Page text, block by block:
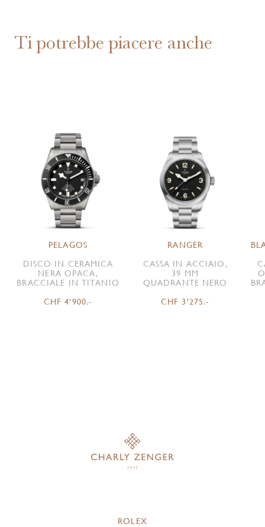
Ti potrebbe piacere anche
PELAGOS
DISCO IN CERAMICA
NERA OPACA,
BRACCIALE IN TITANIO
CHF 4'900.-
RANGER
CASSA IN ACCIAIO,
39 MM
QUADRANTE NERO
CHF 3'275.-
ROLEX